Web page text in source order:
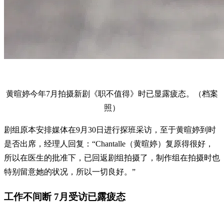
黄暄婷今年7月拍摄新剧《职不值得》时已显露疲态。（档案
照）
剧组原本安排媒体在9月30日进行探班采访，至于黄暄婷到时
是否出席，经理人回复：“Chantalle（黄暄婷）复原得很好，
所以在医生的批准下，已回返剧组拍摄了，制作组在拍摄时也
特别留意她的状况，所以一切良好。”
工作不间断 7月受访已露疲态